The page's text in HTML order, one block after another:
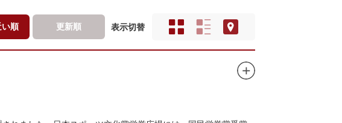
い順 更新順 表示切替